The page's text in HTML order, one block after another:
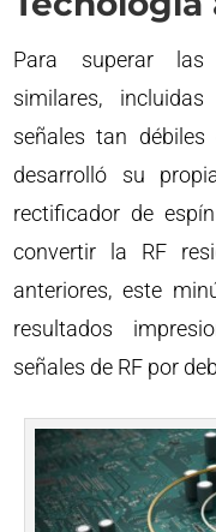
Para superar las
similares,
señales tan
desarrolló su
rectificador de
convertir la RF
anteriores, este
resultados
señales de RF por